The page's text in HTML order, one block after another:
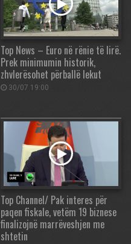
Top News – Euro në rënie të lirë.
Prek minimumin historik,
zhvlerësohet përballë lekut
30/07 19:00
Top Channel/ Pak interes për
paqen fiskale, vetëm 19 biznese
finalizojnë marrëveshjen me
shtetin